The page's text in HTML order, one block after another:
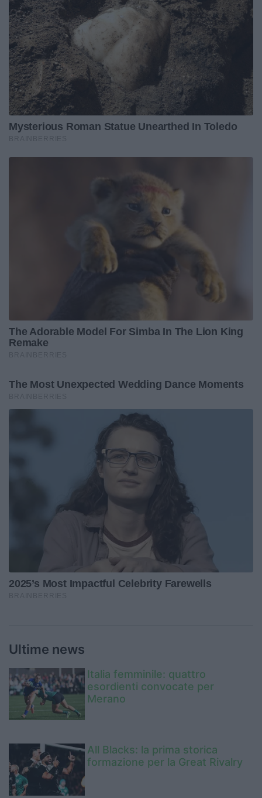
Ultime news
Italia femminile: quattro
esordienti convocate per
Merano
All Blacks: la prima storica
formazione per la Great Rivalry